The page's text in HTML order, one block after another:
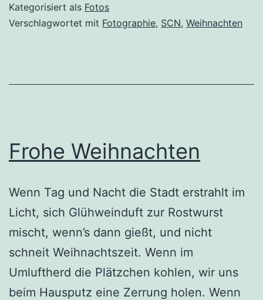
Kategorisiert als Fotos
Verschlagwortet mit Fotographie, SCN, Weihnachten
Frohe Weihnachten
Wenn Tag und Nacht die Stadt erstrahlt im
Licht, sich Glühweinduft zur Rostwurst
mischt, wenn’s dann gießt, und nicht
schneit Weihnachtszeit. Wenn im
Umluftherd die Plätzchen kohlen, wir uns
beim Hausputz eine Zerrung holen. Wenn